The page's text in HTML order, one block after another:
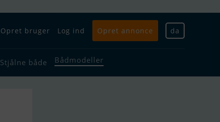
Opret bruger Log ind Opret annonce da
Stjålne både Bådmodeller